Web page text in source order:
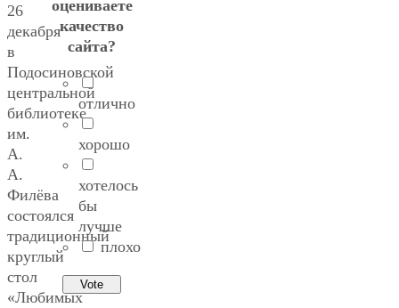
26
декабря
в
Подосиновской
центральной
библиотеке
им.
А.
А.
Филёва
состоялся
традиционный
круглый
стол
«Любимых
оцениваете
качество
сайта?
отлично
хорошо
хотелось
бы
лучше
плохо